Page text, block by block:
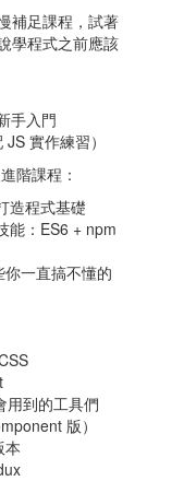
補足課程，試著
學程式之前應該
手入門
實作練習）
階課程：
造程式基礎
能：ES6 + npm
一直搞不懂的
用到的工具們
版）
本